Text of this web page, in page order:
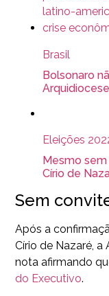
Brasil
Bolsonaro
Eleições
Mesmo
Círio de
Sem
Após a
Círio de Nazaré, a
nota afirmando
do Executivo.